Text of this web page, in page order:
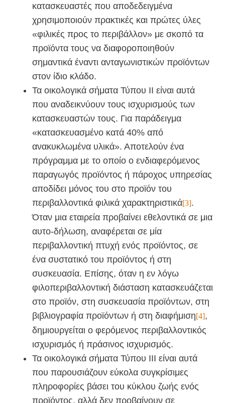
κατασκευαστές που αποδεδειγμένα
χρησιμοποιούν πρακτικές και πρώτες ύλες
«φιλικές προς το περιβάλλον» με σκοπό τα
προϊόντα τους να διαφοροποιηθούν
σημαντικά έναντι ανταγωνιστικών προϊόντων
στον ίδιο κλάδο.
Τα οικολογικά σήματα Τύπου ΙΙ είναι αυτά
που αναδεικνύουν τους ισχυρισμούς των
κατασκευαστών τους. Για παράδειγμα
«κατασκευασμένο κατά 40% από
ανακυκλωμένα υλικά». Αποτελούν ένα
πρόγραμμα με το οποίο ο ενδιαφερόμενος
παραγωγός προϊόντος ή πάροχος υπηρεσίας
αποδίδει μόνος του στο προϊόν του
περιβαλλοντικά φιλικά χαρακτηριστικά[3].
Όταν μια εταιρεία προβαίνει εθελοντικά σε μια
αυτο-δήλωση, αναφέρεται σε μία
περιβαλλοντική πτυχή ενός προϊόντος, σε
ένα συστατικό του προϊόντος ή στη
συσκευασία. Επίσης, όταν η εν λόγω
φιλοπεριβαλλοντική διάσταση κατασκευάζεται
στο προϊόν, στη συσκευασία προϊόντων, στη
βιβλιογραφία προϊόντων ή στη διαφήμιση[4],
δημιουργείται ο φερόμενος περιβαλλοντικός
ισχυρισμός ή πράσινος ισχυρισμός.
Τα οικολογικά σήματα Τύπου ΙΙΙ είναι αυτά
που παρουσιάζουν εύκολα συγκρίσιμες
πληροφορίες βάσει του κύκλου ζωής ενός
προϊόντος, αλλά δεν προβαίνουν σε